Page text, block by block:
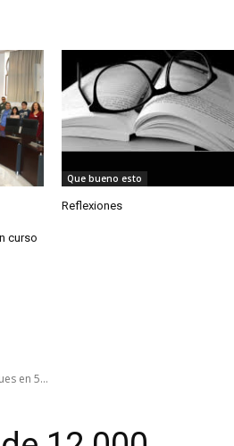
curso
Que bueno esto
Reflexiones